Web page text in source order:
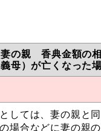
の親 香典金額の
母）が亡くなった
しては、妻の親と
場合などに妻の親